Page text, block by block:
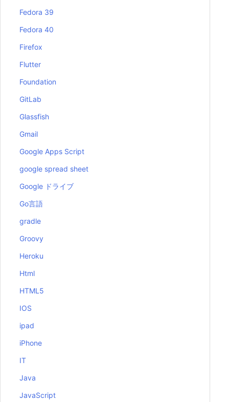
Fedora 39
Fedora 40
Firefox
Flutter
Foundation
GitLab
Glassfish
Gmail
Google Apps Script
google spread sheet
Google ドライブ
Go言語
gradle
Groovy
Heroku
Html
HTML5
IOS
ipad
iPhone
IT
Java
JavaScript